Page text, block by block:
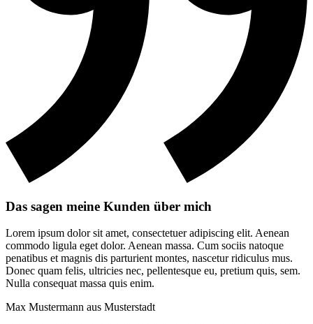
Das sagen meine Kunden über mich
Lorem ipsum dolor sit amet, consectetuer adipiscing elit. Aenean
commodo ligula eget dolor. Aenean massa. Cum sociis natoque
penatibus et magnis dis parturient montes, nascetur ridiculus mus.
Donec quam felis, ultricies nec, pellentesque eu, pretium quis, sem.
Nulla consequat massa quis enim.
Max Mustermann aus Musterstadt